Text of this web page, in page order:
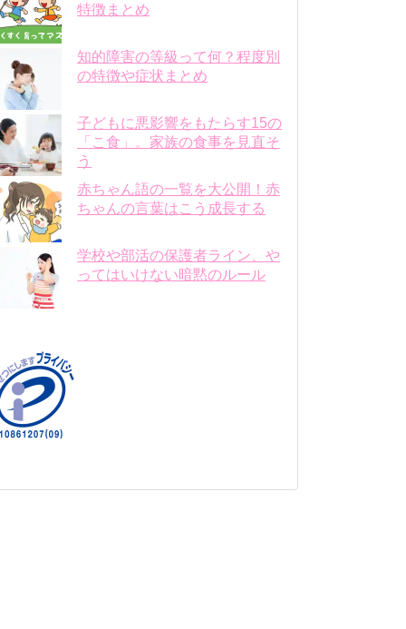
特徴まとめ
知的障害の等級って何？程度別
の特徴や症状まとめ
子どもに悪影響をもたらす15の
「こ食」。家族の食事を見直そ
う
赤ちゃん語の一覧を大公開！赤
ちゃんの言葉はこう成長する
学校や部活の保護者ライン、や
ってはいけない暗黙のルール